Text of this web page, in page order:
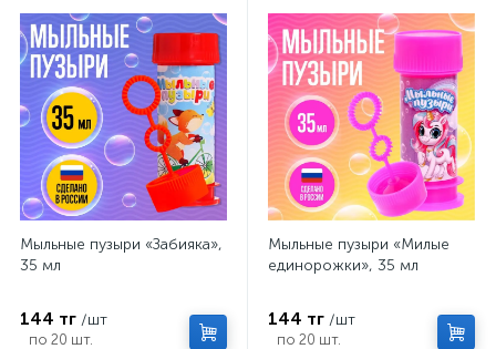
Мыльные пузыри «Забияка»,
35 мл
144 тг /шт
по 20 шт.
Мыльные пузыри «Милые
единорожки», 35 мл
144 тг /шт
по 20 шт.